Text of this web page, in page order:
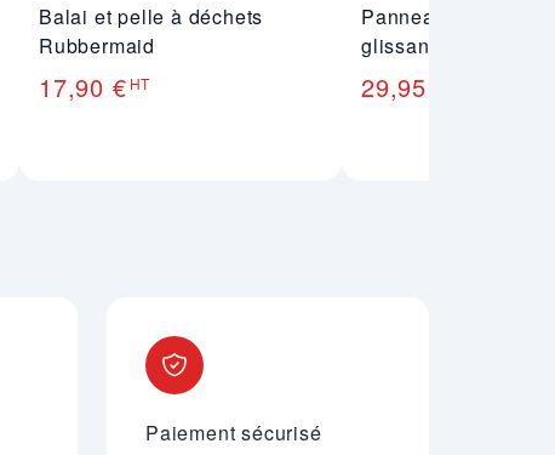
Balai et pelle à déchets
Rubbermaid
17,90 € HT
Panneau
glissant
29,95 €
Paiement sécurisé